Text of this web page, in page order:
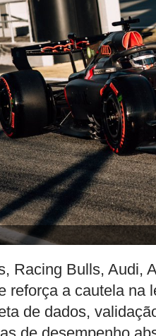
Racing Bulls, Audi,
reforça a cautela na
de dados,